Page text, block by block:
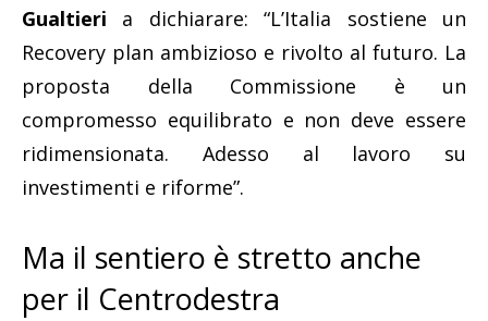
Gualtieri a dichiarare: “L’Italia sostiene un
Recovery plan ambizioso e rivolto al futuro. La
proposta della Commissione è un
compromesso equilibrato e non deve essere
ridimensionata. Adesso al lavoro su
investimenti e riforme”.
Ma il sentiero è stretto anche
per il Centrodestra